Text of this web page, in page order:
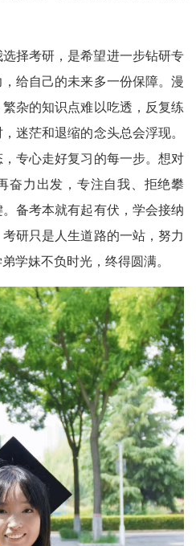
选择考研，是希望进一步钻研专
给自己的未来多一份保障。漫
杂的知识点难以吃透，反复练
迷茫和退缩的念头总会浮现。
专心走好复习的每一步。想对
奋力出发，专注自我、拒绝攀
备考本就有起有伏，学会接纳
研只是人生道路的一站，努力
学妹不负时光，终得圆满。